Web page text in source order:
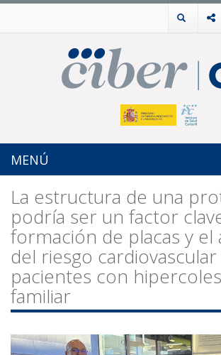
MENÚ
La estructura de una
podría ser un factor
formación de placas y el
del riesgo
pacientes con
familiar